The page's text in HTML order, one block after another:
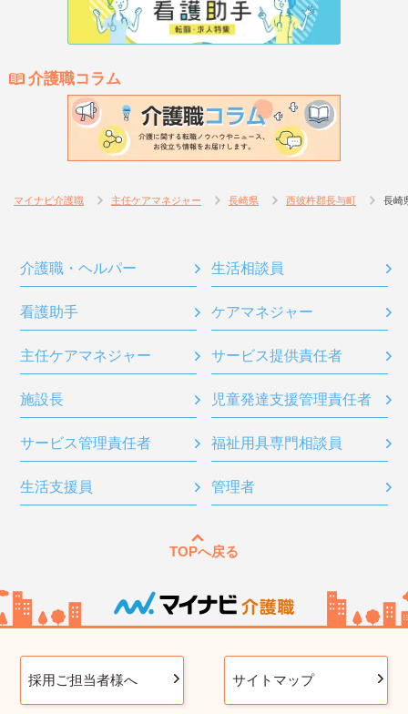
介護職コラム
マイナビ介護職 主任ケアマネジャー 長崎県 西彼杵郡長与町 長崎
介護職・ヘルパー 生活相談員
看護助手 ケアマネジャー
主任ケアマネジャー サービス提供責任者
施設長 児童発達支援管理責任者
サービス管理責任者 福祉用具専門相談員
生活支援員 管理者
TOPへ戻る
採用ご担当者様へ サイトマップ